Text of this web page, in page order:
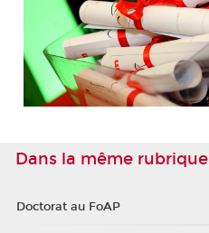
Dans la même rubrique
Doctorat au FoAP